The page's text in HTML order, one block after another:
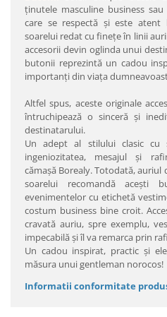
ţinutele masculine business
care se respectă şi este atent
soarelui redat cu fineţe în linii
accesorii devin oglinda unui
butonii reprezintă un cadou
importanţi din viaţa
Altfel spus, aceste originale
întruchipează o sinceră şi
destinatarului.
Un adept al stilului clasic cu
ingeniozitatea, mesajul şi
cămaşă Borealy. Totodată,
soarelui recomandă aceşti
evenimentelor cu etichetă
costum business bine croit.
cravată auriu, spre exemplu,
impecabilă şi îl va remarca prin
Un cadou inspirat, practic şi
măsura unui gentleman norocos!
Informatii conformitate